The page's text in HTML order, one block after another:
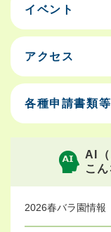
イベント
アクセス
各種申請書類
AI
こ
2026春バラ園情報